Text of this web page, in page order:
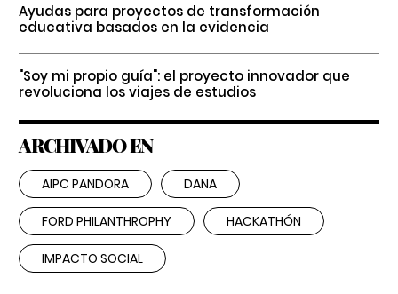
Ayudas para proyectos de transformación
educativa basados en la evidencia
"Soy mi propio guía": el proyecto innovador que
revoluciona los viajes de estudios
ARCHIVADO EN
AIPC PANDORA DANA
FORD PHILANTHROPHY HACKATHÓN
IMPACTO SOCIAL